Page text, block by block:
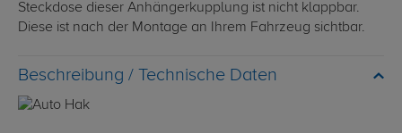
Steckdose dieser Anhängerkupplung ist nicht klappbar.
Diese ist nach der Montage an Ihrem Fahrzeug sichtbar.
Technische Daten